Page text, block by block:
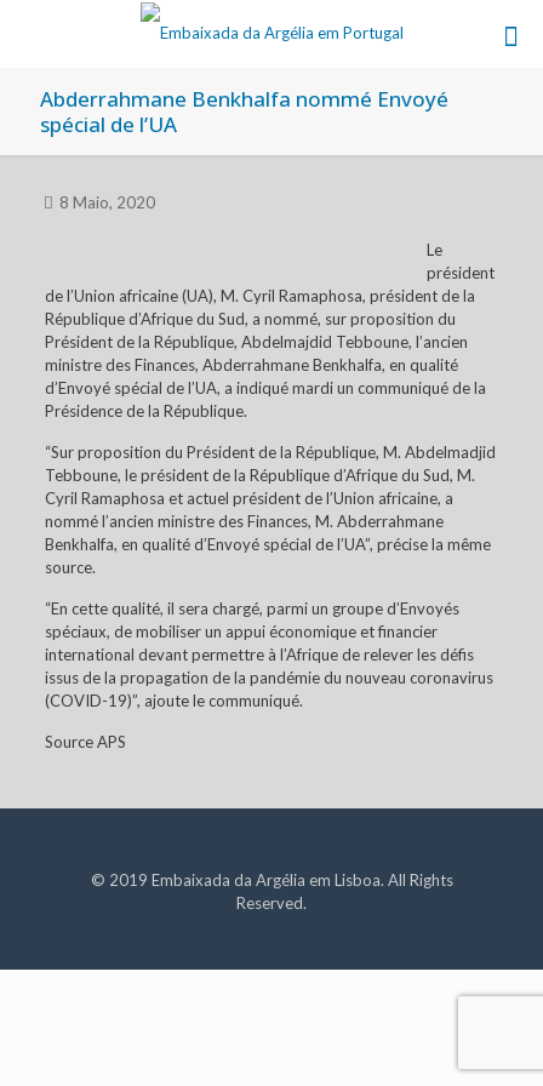
Abderrahmane Benkhalfa nommé Envoyé
spécial de l’UA
8 Maio, 2020
Le
président
de l’Union africaine (UA), M. Cyril Ramaphosa, président de la
République d’Afrique du Sud, a nommé, sur proposition du
Président de la République, Abdelmajdid Tebboune, l’ancien
ministre des Finances, Abderrahmane Benkhalfa, en qualité
d’Envoyé spécial de l’UA, a indiqué mardi un communiqué de la
Présidence de la République.
“Sur proposition du Président de la République, M. Abdelmadjid
Tebboune, le président de la République d’Afrique du Sud, M.
Cyril Ramaphosa et actuel président de l’Union africaine, a
nommé l’ancien ministre des Finances, M. Abderrahmane
Benkhalfa, en qualité d’Envoyé spécial de l’UA”, précise la même
source.
“En cette qualité, il sera chargé, parmi un groupe d’Envoyés
spéciaux, de mobiliser un appui économique et financier
international devant permettre à l’Afrique de relever les défis
issus de la propagation de la pandémie du nouveau coronavirus
(COVID-19)”, ajoute le communiqué.
Source APS
© 2019 Embaixada da Argélia em Lisboa. All Rights
Reserved.